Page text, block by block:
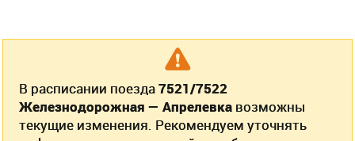
В расписании поезда7521/7522
Железнодорожная — Апрелевка возможны
текущие изменения. Рекомендуем уточнять